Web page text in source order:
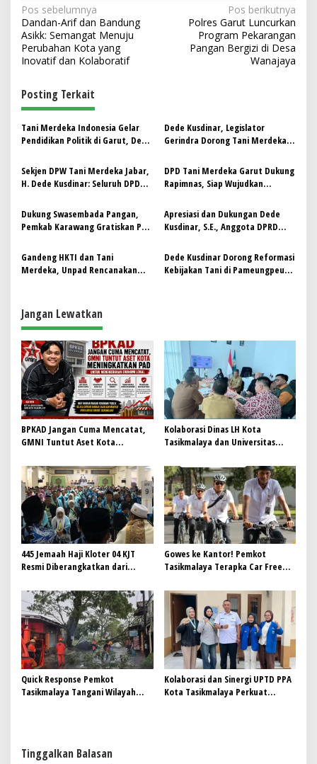
N
a
v
i
g
a
s
i
p
o
s
Pos sebelumnya
Dandan-Arif dan Bandung
Asikk: Semangat Menuju
Perubahan Kota yang
Inovatif dan Kolaboratif
Pos berikutnya
Polres Garut Luncurkan
Program Pekarangan
Pangan Bergizi di Desa
Wanajaya
Posting Terkait
Tani Merdeka Indonesia Gelar
Pendidikan Politik di Garut, Dede
Program Prabowo dan
Sinkronisasi dengan MBG
Dede Kusdinar, Legislator
Gerindra Dorong Tani Merdeka
Nasional
Sekjen DPW Tani Merdeka Jabar,
H. Dede Kusdinar: Seluruh DPD
Rapimnas
DPD Tani Merdeka Garut Dukung
Rapimnas, Siap Wujudkan
Presiden Prabowo
Dukung Swasembada Pangan,
Pemkab Karawang Gratiskan PBB
Apresiasi dan Dukungan Dede
Kusdinar, S.E., Anggota DPRD
Jenderal Tani Merdeka Indonesia
Jawa Barat
Gandeng HKTI dan Tani
Merdeka, Unpad Rencanakan
Dede Kusdinar Dorong Reformasi
Kebijakan Tani di Pameungpeuk:
Jangan Lewatkan
BPKAD Jangan Cuma Mencatat,
GMNI Tuntut Aset Kota
menggerakan Ekonomi Lokal
Kolaborasi Dinas LH Kota
Tasikmalaya dan Universitas
Pengelolaan Sampah
Berkelanjutan
445 Jemaah Haji Kloter 04 KJT
Resmi Diberangkatkan dari
Gowes ke Kantor! Pemkot
Tasikmalaya Terapka Car Free
Quick Response Pemkot
Tasikmalaya Tangani Wilayah
Kolaborasi dan Sinergi UPTD PPA
Kota Tasikmalaya Perkuat
Tinggalkan Balasan